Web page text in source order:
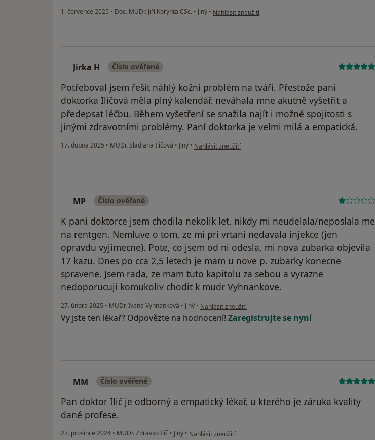
1. července 2025 • Doc. MUDr. Jiří Korynta CSc. • Jiný • podle názoru uživatele Gabriela
Nahlásit zneužití
Jirka H Číslo ověřené
Potřeboval jsem řešit náhlý kožní problém na tváři. Přestože paní
doktorka Iličová měla plný kalendář, neváhala mne akutně vyšetřit a
předepsat léčbu. Během vyšetření se snažila najít i možné spojitosti s
jinými zdravotními problémy. Paní doktorka je velmi milá a empatická.
17. dubna 2025 • MUDr. Sladjana Iličová • Jiný • podle názoru uživatele Jirka H
Nahlásit zneužití
MP Číslo ověřené
K pani doktorce jsem chodila nekolik let, nikdy mi neudelala/neposlala me
na rentgen. Nemluve o tom, ze mi pri vrtani nedavala injekce (jen
opravdu vyjimecne). Pote, co jsem od ni odesla, mi nova zubarka objevila
17 kazu. Dnes po cca 2,5 letech je mam u nove p. zubarky konecne
spravene. Jsem rada, ze mam tuto kapitolu za sebou a vyrazne
nedoporucuji komukoliv chodit k mudr Vyhnankove.
27. února 2025 • MUDr. Ivana Vyhnánková • Jiný • podle názoru uživatele MP
Nahlásit zneužití
Vy jste ten lékař? Odpovězte na hodnocení! Zaregistrujte se nyní
MM Číslo ověřené
Pan doktor Ilič je odborný a empatický lékař, u kterého je záruka kvality
dané profese.
27. prosince 2024 • MUDr. Zdravko Ilič • Jiný • podle názoru uživatele MM
Nahlásit zneužití